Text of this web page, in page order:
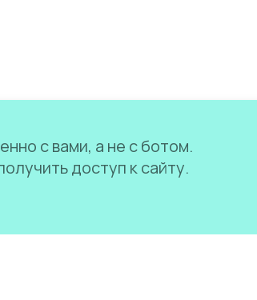
с вами, а не с ботом.
доступ к сайту.